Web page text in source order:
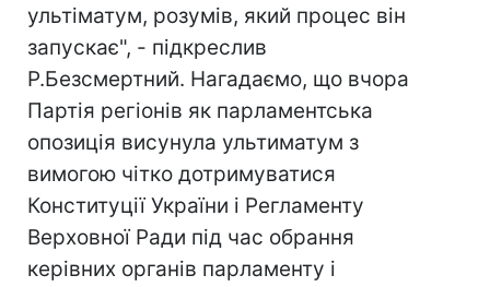
ультіматум, розумів, який процес він
запускає", - підкреслив
Р.Безсмертний. Нагадаємо, що вчора
Партія регіонів як парламентська
опозиція висунула ультиматум з
вимогою чітко дотримуватися
Конституції України і Регламенту
Верховної Ради під час обрання
керівних органів парламенту і